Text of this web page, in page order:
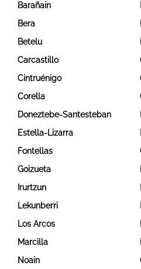
Barañain
Bera
Betelu
Carcastillo
Cintruénigo
Corella
Doneztebe-Santesteban
Estella-Lizarra
Fontellas
Goizueta
Irurtzun
Lekunberri
Los Arcos
Marcilla
Noain